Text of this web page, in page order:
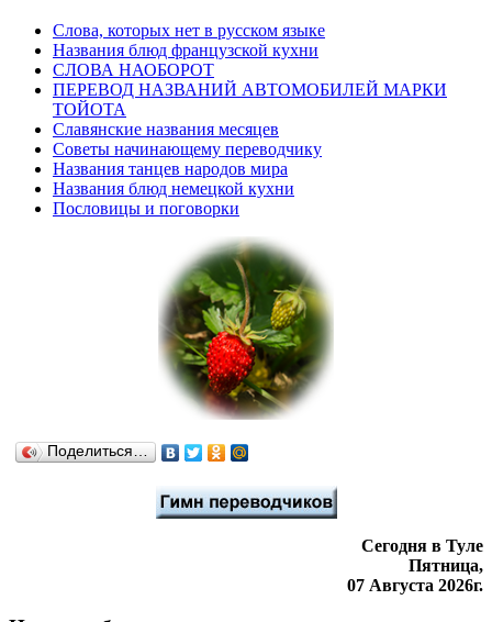
Слова, которых нет в русском языке
Названия блюд французской кухни
СЛОВА НАОБОРОТ
ПЕРЕВОД НАЗВАНИЙ АВТОМОБИЛЕЙ МАРКИ
ТОЙОТА
Славянские названия месяцев
Советы начинающему переводчику
Названия танцев народов мира
Названия блюд немецкой кухни
Пословицы и поговорки
Поделиться…
Сегодня в Туле
Пятница,
07 Августа 2026г.